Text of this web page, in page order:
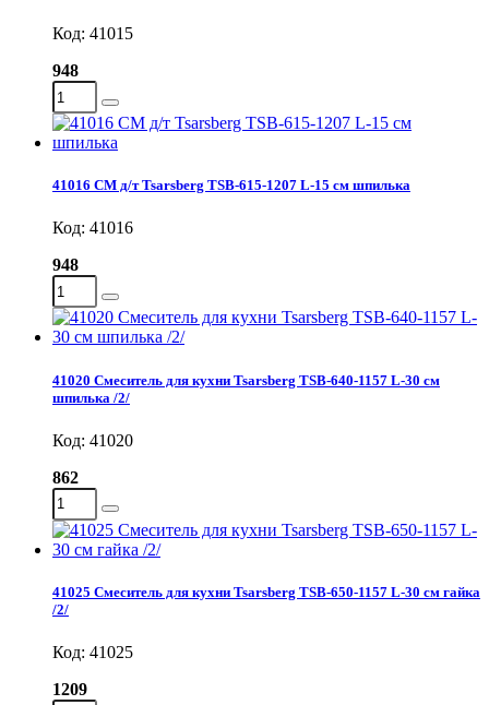
Код: 41015
948
41016 СМ д/т Tsarsberg TSB-615-1207 L-15 см шпилька
Код: 41016
948
41020 Смеситель для кухни Tsarsberg TSB-640-1157 L-30 см
шпилька /2/
Код: 41020
862
41025 Смеситель для кухни Tsarsberg TSB-650-1157 L-30 см гайка
/2/
Код: 41025
1209